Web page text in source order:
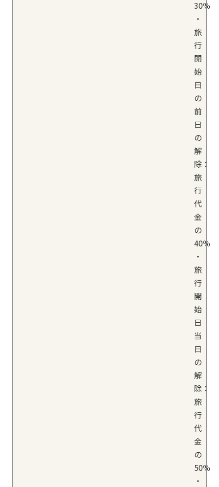
30％
・
旅
行
開
始
日
の
前
日
の
解
除：
旅
行
代
金
の
40％
・
旅
行
開
始
日
当
日
の
解
除：
旅
行
代
金
の
50％
・